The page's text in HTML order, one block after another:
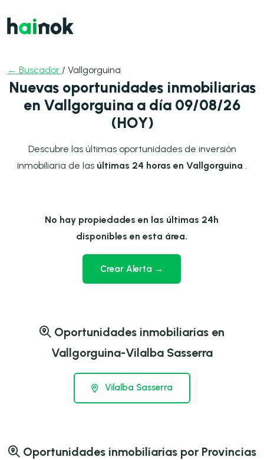
← Buscador / Vallgorguina
Nuevas oportunidades inmobiliarias
en Vallgorguina a día 09/08/26
(HOY)
Descubre las últimas oportunidades de inversión
inmobiliaria de las últimas 24 horas en Vallgorguina
No hay propiedades en las últimas 24h
disponibles en esta área.
Crear Alerta →
Oportunidades inmobiliarias en
Vallgorguina-Vilalba Sasserra
Vilalba Sasserra
Oportunidades inmobiliarias por Provincias